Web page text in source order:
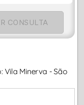
CONSULTA
Vila Minerva - São